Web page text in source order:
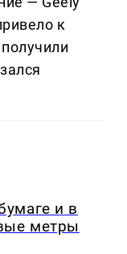
к
и в
метры